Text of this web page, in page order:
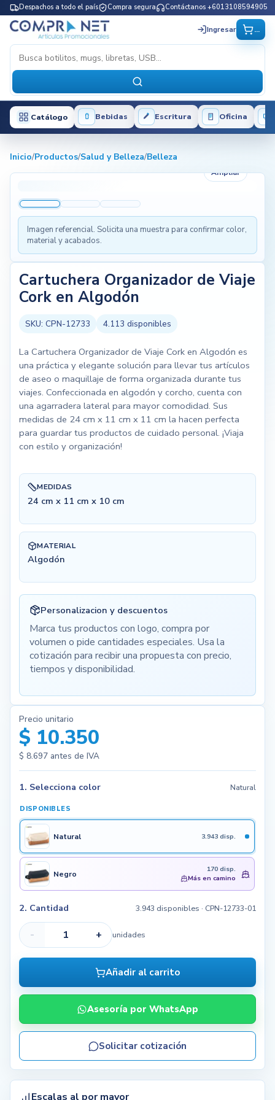
Despachos a todo el país Compra segura Contáctanos +6013108594905
Ingresar ...
Catálogo Bebidas Escritura Oficina
Inicio/Productos/Salud y Belleza/Belleza
Ampliar
Imagen referencial. Solicita una muestra para confirmar color,
material y acabados.
Cartuchera Organizador de Viaje
Cork en Algodón
SKU: CPN-12733 4.113 disponibles
La Cartuchera Organizador de Viaje Cork en Algodón es
una práctica y elegante solución para llevar tus artículos
de aseo o maquillaje de forma organizada durante tus
viajes. Confeccionada en algodón y corcho, cuenta con
una agarradera lateral para mayor comodidad. Sus
medidas de 24 cm x 11 cm x 11 cm la hacen perfecta
para guardar tus productos de cuidado personal. ¡Viaja
con estilo y organización!
MEDIDAS
24 cm x 11 cm x 10 cm
MATERIAL
Algodón
Personalizacion y descuentos
Marca tus productos con logo, compra por
volumen o pide cantidades especiales. Usa la
cotización para recibir una propuesta con precio,
tiempos y disponibilidad.
Precio unitario
$ 10.350
$ 8.697antes de IVA
1. Selecciona color Natural
DISPONIBLES
Natural 3.943 disp.
Negro
170 disp.
Más en camino
2. Cantidad 3.943 disponibles · CPN-12733-01
- + unidades
Añadir al carrito
Asesoría por WhatsApp
Solicitar cotización
Escalas al por mayor